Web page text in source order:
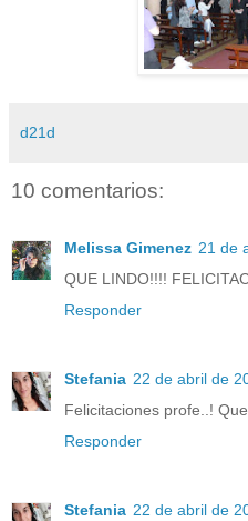
d21d
10 comentarios:
Melissa Gimenez 21 de
QUE LINDO!!!!
Responder
Stefania 22 de abril de
Felicitaciones profe..!
Responder
Stefania 22 de abril de